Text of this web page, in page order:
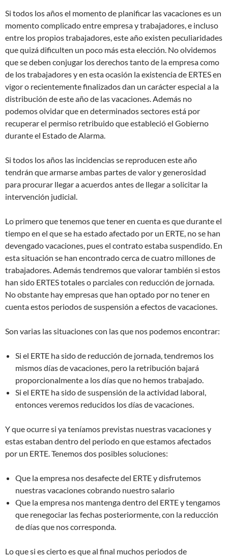
Si todos los años el momento de planificar las vacaciones es un
momento complicado entre empresa y trabajadores, e incluso
entre los propios trabajadores, este año existen peculiaridades
que quizá dificulten un poco más esta elección. No olvidemos
que se deben conjugar los derechos tanto de la empresa como
de los trabajadores y en esta ocasión la existencia de ERTES en
vigor o recientemente finalizados dan un carácter especial a la
distribución de este año de las vacaciones. Además no
podemos olvidar que en determinados sectores está por
recuperar el permiso retribuido que estableció el Gobierno
durante el Estado de Alarma.
Si todos los años las incidencias se reproducen este año
tendrán que armarse ambas partes de valor y generosidad
para procurar llegar a acuerdos antes de llegar a solicitar la
intervención judicial.
Lo primero que tenemos que tener en cuenta es que durante el
tiempo en el que se ha estado afectado por un ERTE, no se han
devengado vacaciones, pues el contrato estaba suspendido. En
esta situación se han encontrado cerca de cuatro millones de
trabajadores. Además tendremos que valorar también si estos
han sido ERTES totales o parciales con reducción de jornada.
No obstante hay empresas que han optado por no tener en
cuenta estos periodos de suspensión a efectos de vacaciones.
Son varias las situaciones con las que nos podemos encontrar:
Si el ERTE ha sido de reducción de jornada, tendremos los
mismos días de vacaciones, pero la retribución bajará
proporcionalmente a los días que no hemos trabajado.
Si el ERTE ha sido de suspensión de la actividad laboral,
entonces veremos reducidos los días de vacaciones.
Y que ocurre si ya teníamos previstas nuestras vacaciones y
estas estaban dentro del periodo en que estamos afectados
por un ERTE. Tenemos dos posibles soluciones:
Que la empresa nos desafecte del ERTE y disfrutemos
nuestras vacaciones cobrando nuestro salario
Que la empresa nos mantenga dentro del ERTE y tengamos
que renegociar las fechas posteriormente, con la reducción
de días que nos corresponda.
Lo que si es cierto es que al final muchos periodos de